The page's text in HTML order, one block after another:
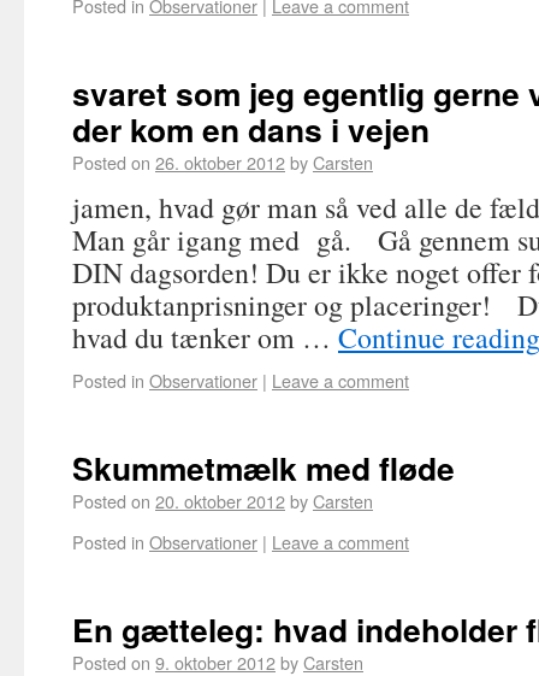
Posted in Observationer | Leave a comment
svaret som jeg egentlig gerne
der kom en dans i vejen
Posted on 26. oktober 2012byCarsten
jamen, hvad gør man så ved alle de
Man går igang med gå. Gå gennem
DIN dagsorden! Du er ikke noget offer
produktanprisninger og placeringer!
hvad du tænker om … Continue
Posted in Observationer | Leave a comment
Skummetmælk med fløde
Posted on 20. oktober 2012byCarsten
Posted in Observationer | Leave a comment
En gætteleg: hvad indeholder
Posted on 9. oktober 2012byCarsten